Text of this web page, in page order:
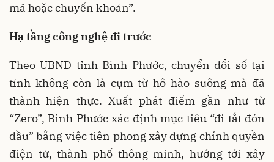
mã hoặc chuyển khoản”.
Hạ tầng công nghệ đi trước
Theo UBND tỉnh Bình Phước, chuyển đổi số tại
tỉnh không còn là cụm từ hô hào suông mà đã
thành hiện thực. Xuất phát điểm gần như từ
“Zero”, Bình Phước xác định mục tiêu “đi tắt đón
đầu” bằng việc tiên phong xây dựng chính quyền
điện tử, thành phố thông minh, hướng tới xây